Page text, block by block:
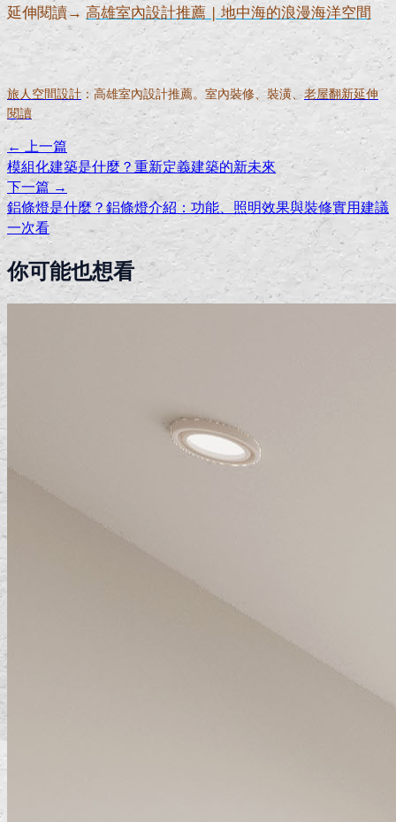
延伸閱讀→ 高雄室內設計推薦 | 地中海的浪漫海洋空間
旅人空間設計：高雄室內設計推薦。室內裝修、裝潢、老屋翻新延伸
閱讀
← 上一篇
模組化建築是什麼？重新定義建築的新未來
下一篇 →
鋁條燈是什麼？鋁條燈介紹：功能、照明效果與裝修實用建議
一次看
你可能也想看